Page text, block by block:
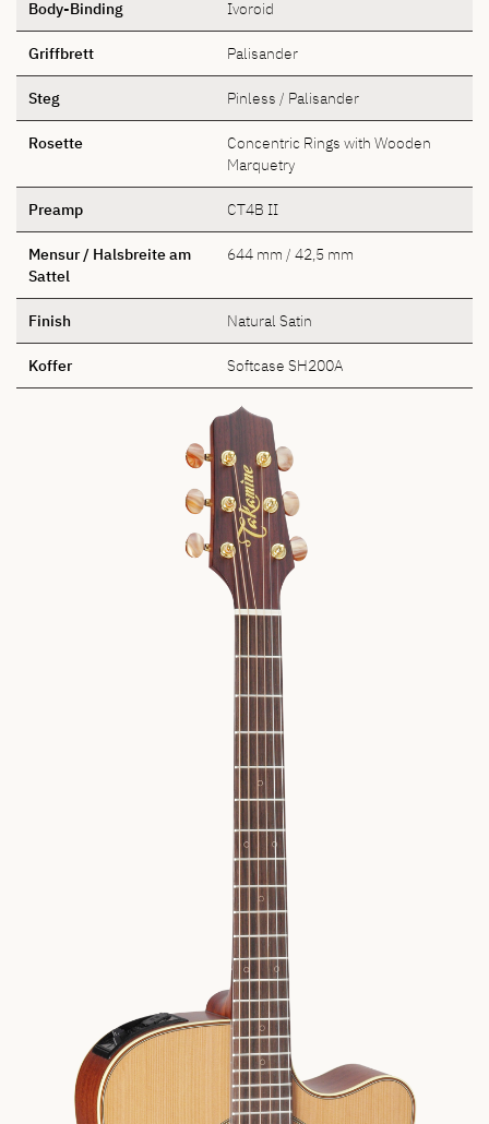
Body-Binding Ivoroid
Griffbrett Palisander
Steg Pinless / Palisander
Rosette
Concentric Rings with Wooden
Marquetry
Preamp CT4B II
Mensur / Halsbreite am
Sattel
644 mm / 42,5 mm
Finish Natural Satin
Koffer Softcase SH200A